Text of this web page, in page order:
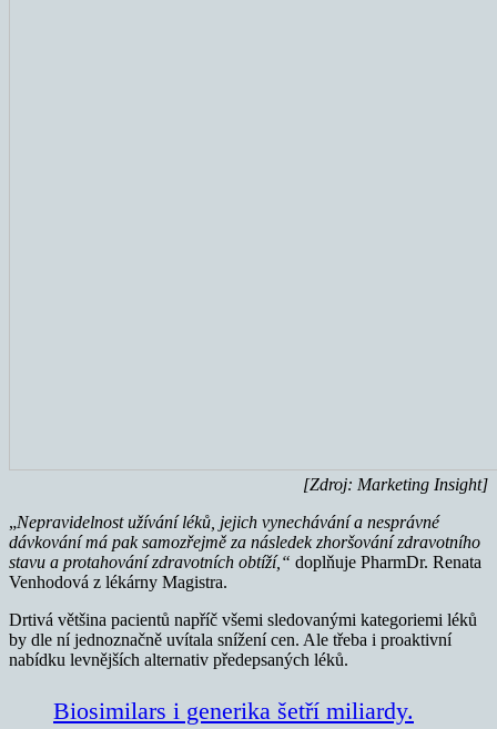
[Zdroj: Marketing Insight]
„Nepravidelnost užívání léků, jejich vynechávání a nesprávné
dávkování má pak samozřejmě za následek zhoršování zdravotního
stavu a protahování zdravotních obtíží,“ doplňuje PharmDr. Renata
Venhodová z lékárny Magistra.
Drtivá většina pacientů napříč všemi sledovanými kategoriemi léků
by dle ní jednoznačně uvítala snížení cen. Ale třeba i proaktivní
nabídku levnějších alternativ předepsaných léků.
Biosimilars i generika šetří miliardy.